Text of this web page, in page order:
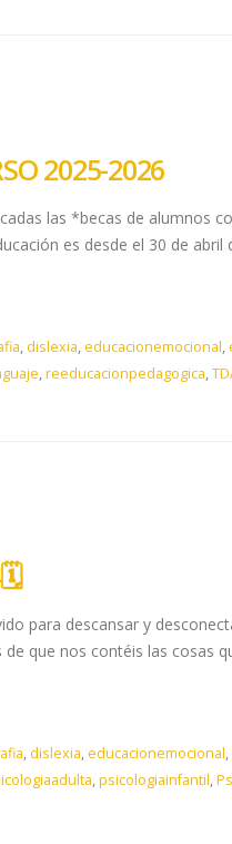
2025-2026
las *becas de alumnos
es desde el 30 de abril
, dislexia,educacionemocional,
,reeducacionpedagogica,
para descansar y
que nos contéis las cosas
, dislexia,educacionemocional,
,psicologiainfantil,